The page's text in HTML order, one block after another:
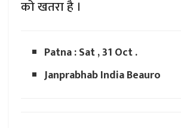
को खतरा है ।
Patna : Sat , 31 Oct .
Janprabhab India Beauro